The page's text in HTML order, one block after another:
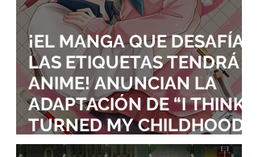
¡EL MANGA QUE DESAFÍA
LAS ETIQUETAS TENDRÁ
ANIME! ANUNCIAN LA
ADAPTACIÓN DE “I THINK I
TURNED MY CHILDHOOD
FRIEND INTO A GIRL”